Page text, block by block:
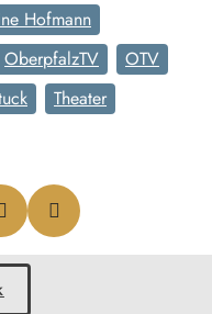
Hofmann
OberpfalzTV
OTV
Theater